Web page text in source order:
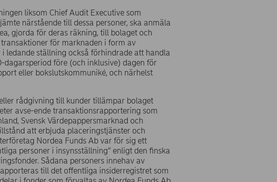
liksom Chief Audit Executive som
närstående till dessa personer, ska anmäla
gjorda för deras räkning, till bolaget och
för marknaden i form av
ledande ställning också förhindrade att handla
före (och inklusive) dagen för
eller bokslutskommuniké, och närhelst
rådgivning till kunder tillämpar bolaget
avse-ende transaktionsrapportering som
Svensk Värdepappersmarknad och
att erbjuda placeringstjänster och
Nordea Funds Ab var för sig ett
personer i insynsställning” enligt den finska
Sådana personers innehav av
till det offentliga insiderregistret som